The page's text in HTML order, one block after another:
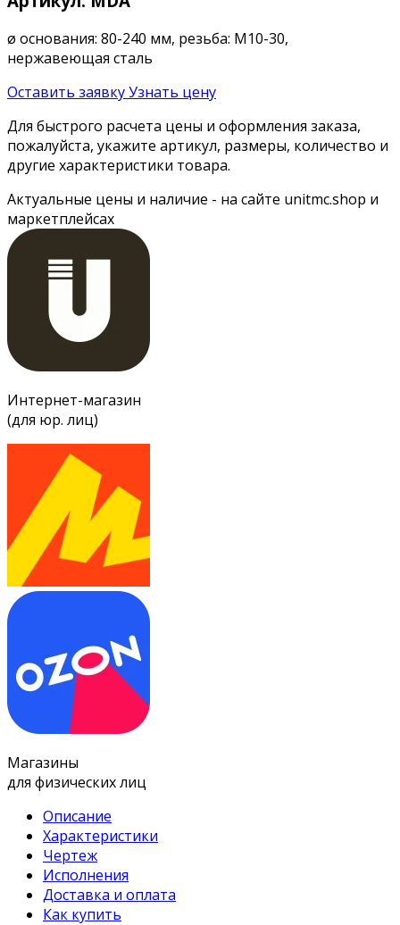
ø основания: 80-240 мм, резьба: М10-30,
нержавеющая сталь
Оставить заявкуУзнать цену
Для быстрого расчета цены и оформления заказа,
пожалуйста, укажите артикул, размеры, количество и
другие характеристики товара.
Актуальные цены и наличие - на сайте unitmc.shop и
маркетплейсах
Интернет-магазин
(для юр. лиц)
Магазины
для физических лиц
Описание
Характеристики
Чертеж
Исполнения
Доставка и оплата
Как купить